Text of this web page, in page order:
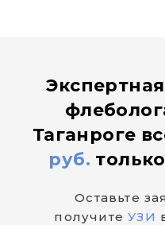
Таганроге
руб. только
Оставьте
получитеУЗИ